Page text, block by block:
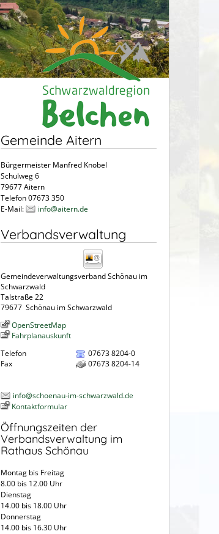
Gemeinde Aitern
Bürgermeister Manfred Knobel
Schulweg 6
79677 Aitern
Telefon 07673 350
E-Mail:
info@aitern.de
Verbandsverwaltung
Gemeindeverwaltungsverband Schönau im
Schwarzwald
Talstraße 22
79677 Schönau im Schwarzwald
OpenStreetMap
Fahrplanauskunft
Telefon
07673 8204-0
Fax
07673 8204-14
info@schoenau-im-schwarzwald.de
Kontaktformular
Öffnungszeiten der
Verbandsverwaltung im
Rathaus Schönau
Montag bis Freitag
8.00 bis 12.00 Uhr
Dienstag
14.00 bis 18.00 Uhr
Donnerstag
14.00 bis 16.30 Uhr